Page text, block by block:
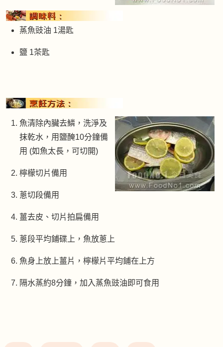
蒸魚豉油 1湯匙
鹽 1茶匙
魚清除內臟去鱗，洗淨及
抹乾水，用鹽醃10分鐘備
用 (如魚太長，可切開)
檸檬切片備用
蔥切段備用
薑去皮、切片拍扁備用
蔥段平均鋪碟上，魚放蔥上
魚身上放上薑片，檸檬片平均鋪在上方
隔水蒸約8分鐘，加入蒸魚豉油即可食用